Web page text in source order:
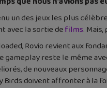
un des jeux les plus
avec la sortie defilms.
Rovio revient aux
gameplay reste le même
de nouveaux
Birds doivent affronter à la